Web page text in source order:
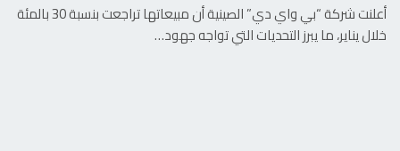
أعلنت شركة “بي واي دي” الصينية أن مبيعاتها تراجعت بنسبة 30 بالمئة
خلال يناير، ما يبرز التحديات التي تواجه جهود…